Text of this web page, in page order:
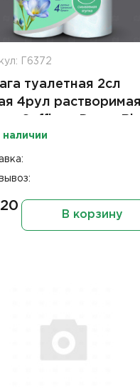
Г6372
туалетная 2сл
4рул растворимая
наличии
В корзину